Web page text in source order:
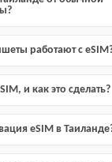
работают с
и как это сделать?
eSIM в